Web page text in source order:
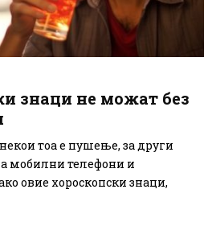
знаци не можат без
тоа е пушење, за други
мобилни телефони и
овие хороскопски знаци,